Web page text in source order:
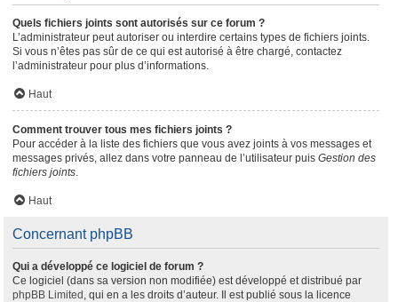
Quels fichiers joints sont autorisés sur ce forum ?
L’administrateur peut autoriser ou interdire certains types de fichiers joints.
Si vous n’êtes pas sûr de ce qui est autorisé à être chargé, contactez
l’administrateur pour plus d’informations.
Haut
Comment trouver tous mes fichiers joints ?
Pour accéder à la liste des fichiers que vous avez joints à vos messages et
messages privés, allez dans votre panneau de l’utilisateur puis Gestion des
fichiers joints.
Haut
Concernant phpBB
Qui a développé ce logiciel de forum ?
Ce logiciel (dans sa version non modifiée) est développé et distribué par
phpBB Limited , qui en a les droits d’auteur. Il est publié sous la licence